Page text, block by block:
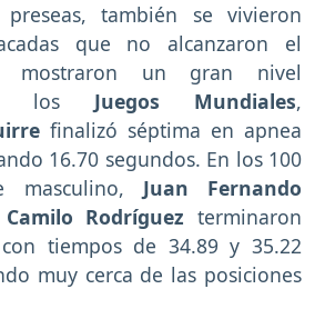
también se vivieron
que no alcanzaron el
un gran nivel
los Juegos Mundiales,
finalizó séptima en apnea
16.70 segundos. En los 100
masculino, Juan Fernando
Rodríguez terminaron
tiempos de 34.89 y 35.22
muy cerca de las posiciones